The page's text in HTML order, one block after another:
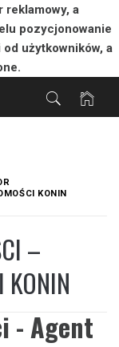
reklamowy, a
pozycjonowanie
użytkowników, a
KONIN
–
KONIN
- Agent